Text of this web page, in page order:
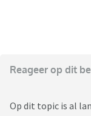
Reageer op dit
Op dit topic is al